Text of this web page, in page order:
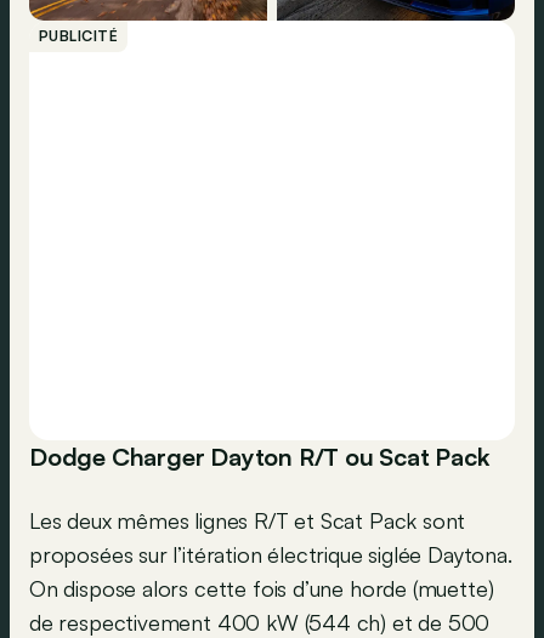
PUBLICITÉ
Dodge Charger Dayton R/T ou Scat Pack
Les deux mêmes lignes R/T et Scat Pack sont
proposées sur l’itération électrique siglée Daytona.
On dispose alors cette fois d’une horde (muette)
de respectivement 400 kW (544 ch) et de 500